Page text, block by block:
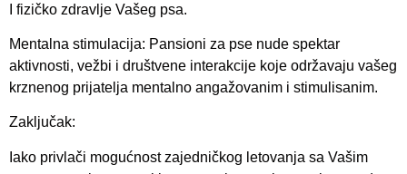
I fizičko zdravlje Vašeg psa.
Mentalna stimulacija: Pansioni za pse nude spektar
aktivnosti, vežbi i društvene interakcije koje održavaju vašeg
krznenog prijatelja mentalno angažovanim i stimulisanim.
Zaključak:
Iako privlači mogućnost zajedničkog letovanja sa Vašim